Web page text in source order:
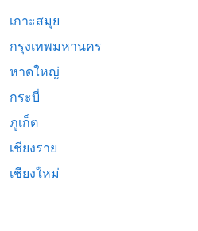
เกาะสมุย
กรุงเทพมหานคร
หาดใหญ่
กระบี่
ภูเก็ต
เชียงราย
เชียงใหม่